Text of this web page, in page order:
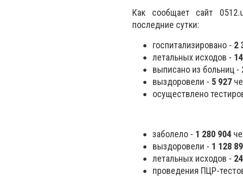
Как сообщает сайт
последние сутки:
госпитализировано - 2
летальных исходов -
выписано из больниц -
выздоровели - 5 927
осуществлено
заболело - 1 280 904
выздоровели - 1 128
летальных исходов -
проведения ПЦР-